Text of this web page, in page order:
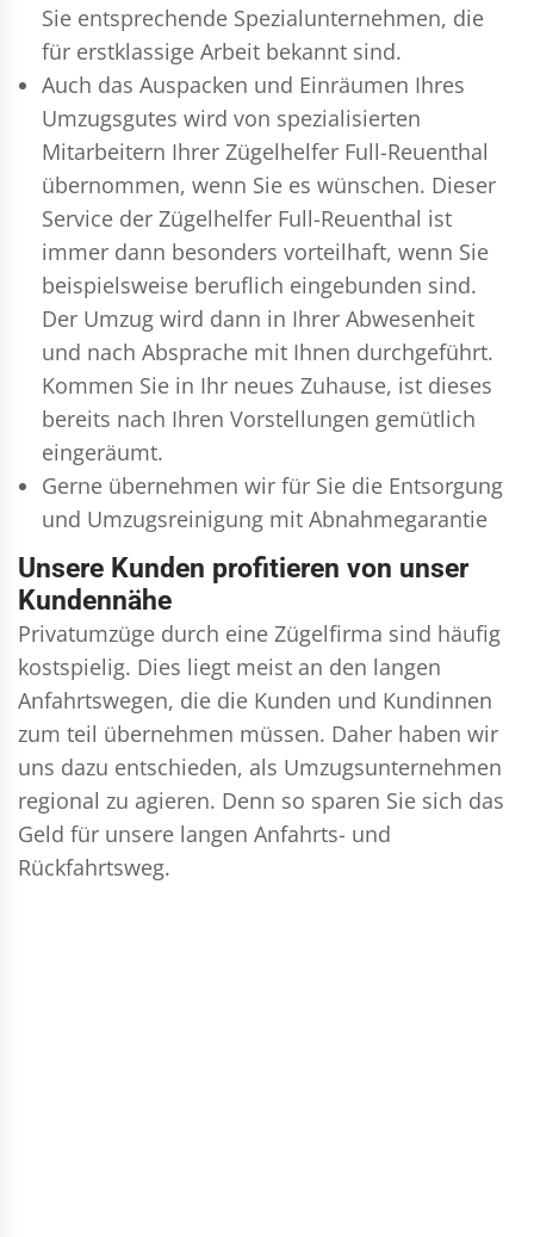
Sie entsprechende Spezialunternehmen, die
für erstklassige Arbeit bekannt sind.
Auch das Auspacken und Einräumen Ihres
Umzugsgutes wird von spezialisierten
Mitarbeitern Ihrer Zügelhelfer Full-Reuenthal
übernommen, wenn Sie es wünschen. Dieser
Service der Zügelhelfer Full-Reuenthal ist
immer dann besonders vorteilhaft, wenn Sie
beispielsweise beruflich eingebunden sind.
Der Umzug wird dann in Ihrer Abwesenheit
und nach Absprache mit Ihnen durchgeführt.
Kommen Sie in Ihr neues Zuhause, ist dieses
bereits nach Ihren Vorstellungen gemütlich
eingeräumt.
Gerne übernehmen wir für Sie die Entsorgung
und Umzugsreinigung mit Abnahmegarantie
Unsere Kunden profitieren von unser
Kundennähe
Privatumzüge durch eine Zügelfirma sind häufig
kostspielig. Dies liegt meist an den langen
Anfahrtswegen, die die Kunden und Kundinnen
zum teil übernehmen müssen. Daher haben wir
uns dazu entschieden, als Umzugsunternehmen
regional zu agieren. Denn so sparen Sie sich das
Geld für unsere langen Anfahrts- und
Rückfahrtsweg.